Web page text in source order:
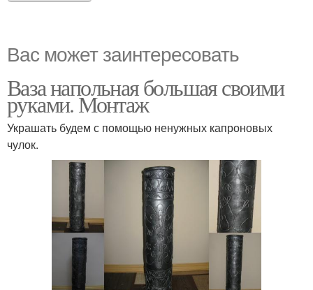
Вас может заинтересовать
Ваза напольная большая своими
руками. Монтаж
Украшать будем с помощью ненужных капроновых
чулок.